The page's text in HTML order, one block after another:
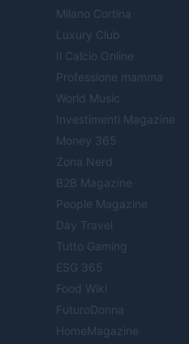
Milano Cortina
Luxury Club
Il Calcio Online
Professione mamma
World Music
Investimenti Magazine
Money 365
Zona Nerd
B2B Magazine
People Magazine
Day Travel
Tutto Gaming
ESG 365
Food Wiki
FuturoDonna
HomeMagazine